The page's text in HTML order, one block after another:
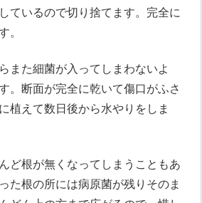
ているので切り捨てます。完全に
。
また細菌が入ってしまわないよ
。断面が完全に乾いて傷口がふさ
植えて数日後から水やりをしま
ど根が無くなってしまうこともあ
た根の所には病原菌が残りそのま